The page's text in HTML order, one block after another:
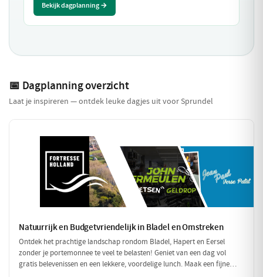
Bekijk dagplanning →
📅 Dagplanning overzicht
Laat je inspireren — ontdek leuke dagjes uit voor Sprundel
Natuurrijk en Budgetvriendelijk in Bladel en Omstreken
Ontdek het prachtige landschap rondom Bladel, Hapert en Eersel
zonder je portemonnee te veel te belasten! Geniet van een dag vol
gratis belevenissen en een lekkere, voordelige lunch. Maak een fijne